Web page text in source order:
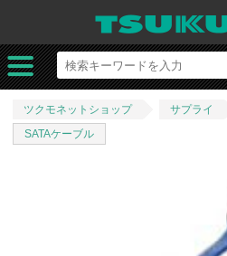
ツクモネットショップ サプライ
SATAケーブル